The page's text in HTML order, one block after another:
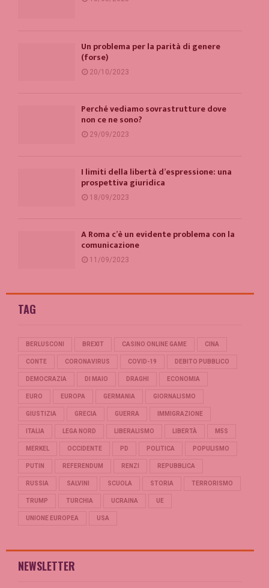
Un problema per la parità di genere
(forse)
20/10/2023
Perché vediamo sovrastrutture dove
non ce ne sono?
29/09/2023
I limiti della libertà d’espressione: una
prospettiva giuridica
18/09/2023
A Roma c’è un evidente problema con la
comunicazione
11/09/2023
TAG
BERLUSCONI BREXIT CASINO ONLINE GAME CINA
CONTE CORONAVIRUS COVID-19 DEBITO PUBBLICO
DEMOCRAZIA DI MAIO DRAGHI ECONOMIA
EURO EUROPA GERMANIA GIORNALISMO
GIUSTIZIA GRECIA GUERRA IMMIGRAZIONE
ITALIA LEGA NORD LIBERALISMO LIBERTÀ M5S
MERKEL OCCIDENTE PD POLITICA POPULISMO
PUTIN REFERENDUM RENZI REPUBBLICA
RUSSIA SALVINI SCUOLA STORIA TERRORISMO
TRUMP TURCHIA UCRAINA UE
UNIONE EUROPEA USA
NEWSLETTER